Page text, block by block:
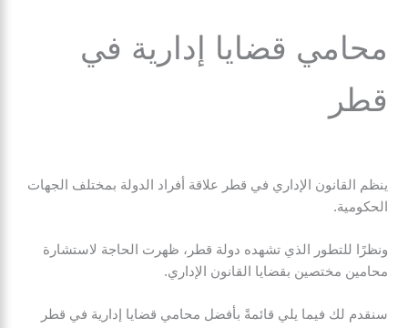
محامي قضايا إدارية في
قطر
ينظم القانون الإداري في قطر علاقة أفراد الدولة بمختلف الجهات
الحكومية.
ونظرًا للتطور الذي تشهده دولة قطر، ظهرت الحاجة لاستشارة
محامين مختصين بقضايا القانون الإداري.
سنقدم لك فيما يلي قائمةً بأفضل محامي قضايا إدارية في قطر